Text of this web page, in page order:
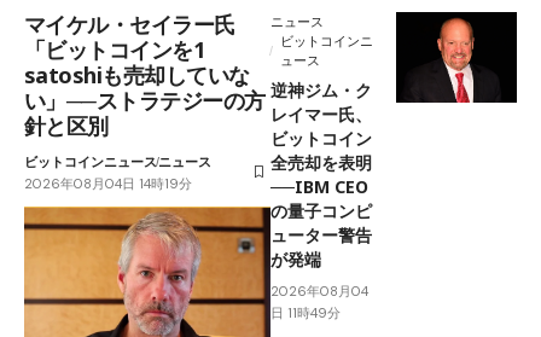
マイケル・セイラー氏
「ビットコインを1
satoshiも売却していな
い」──ストラテジーの方
針と区別
ビットコインニュースニュース
2026年08月04日 14時19分
ニュース
ビットコインニ
ュース
逆神ジム・ク
レイマー氏、
ビットコイン
全売却を表明
──IBM CEO
の量子コンピ
ューター警告
が発端
2026年08月04
日 11時49分